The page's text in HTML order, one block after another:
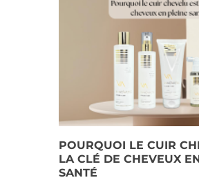
POURQUOI LE CUIR
LA CLÉ DE CHEVEUX
SANTÉ